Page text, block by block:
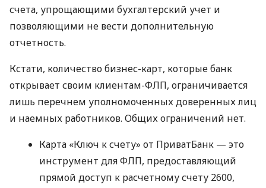
счета, упрощающими бухгалтерский учет и
позволяющими не вести дополнительную
отчетность.
Кстати, количество бизнес-карт, которые банк
открывает своим клиентам-ФЛП, ограничивается
лишь перечнем уполномоченных доверенных лиц
и наемных работников. Общих ограничений нет.
Карта «Ключ к счету» от ПриватБанк — это
инструмент для ФЛП, предоставляющий
прямой доступ к расчетному счету 2600,